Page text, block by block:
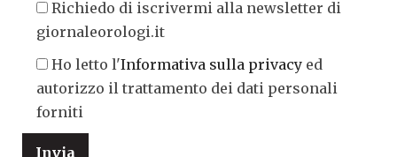
Richiedo di iscrivermi alla newsletter di
giornaleorologi.it
Ho letto l'Informativa sulla privacy ed
autorizzo il trattamento dei dati personali
forniti